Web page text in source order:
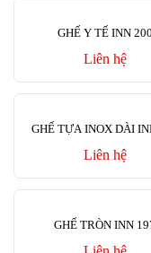
GHẾ Y TẾ INN 200
Liên hệ
GHẾ TỰA INOX DÀI
Liên hệ
GHẾ TRÒN INN